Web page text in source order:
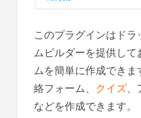
このプラグインはド
ムビルダーを提供し
ムを簡単に作成でき
絡フォーム、 クイズ、
などを作成できます。